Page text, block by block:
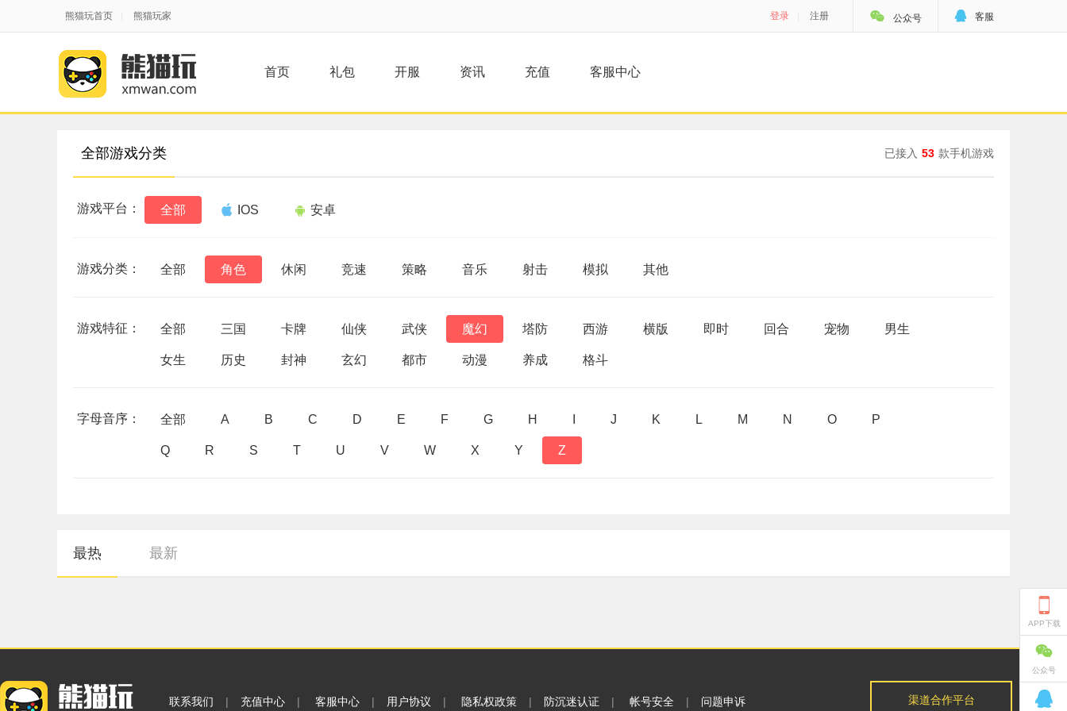
熊猫玩首页 熊猫玩家 登录 注册  公众号  客服
首页 礼包 开服 资讯 充值 客服中心
全部游戏分类 已接入 53 款手机游戏
游戏平台： 全部 IOS 安卓
游戏分类： 全部 角色 休闲 竞速 策略 音乐 射击 模拟 其他
游戏特征： 全部 三国 卡牌 仙侠 武侠 魔幻 塔防 西游 横版 即时 回合 宠物 男生
女生 历史 封神 玄幻 都市 动漫 养成 格斗
字母音序： 全部 A B C D E F G H J K L M N O P
Q R S T U V W X Y Z
最热 最新
联系我们 | 充值中心 | 客服中心 | 用户协议 | 隐私权政策 | 防沉迷认证 | 帐号安全 | 问题申诉 渠道合作平台

APP下载

公众号
